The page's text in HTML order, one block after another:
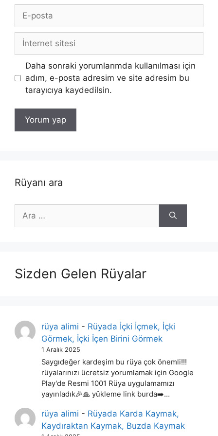
posta
İnternet
sitesi
Daha sonraki yorumlarımda kullanılması için
adım, e-posta adresim ve site adresim bu
tarayıcıya kaydedilsin.
Rüyanı ara
için
Sizden Gelen Rüyalar
rüya alimi - Rüyada İçki İçmek, İçki
Görmek, İçki İçen Birini Görmek
1 Aralık 2025
Saygıdeğer kardeşim bu rüya çok önemli!!!
rüyalarınızı ücretsiz yorumlamak için Google
Play'de Resmi 1001 Rüya uygulamamızı
yayınladık🎉🙏 yükleme link burda➡️…
rüya alimi - Rüyada Karda Kaymak,
Kaydıraktan Kaymak, Buzda Kaymak